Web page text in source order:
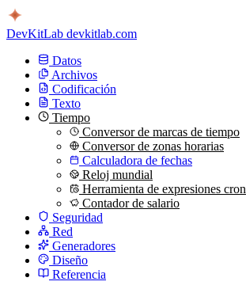
DevKitLab devkitlab.com
Datos
Archivos
Codificación
Texto
Tiempo
Conversor de marcas de tiempo
Conversor de zonas horarias
Calculadora de fechas
Reloj mundial
Herramienta de expresiones cron
Contador de salario
Seguridad
Red
Generadores
Diseño
Referencia